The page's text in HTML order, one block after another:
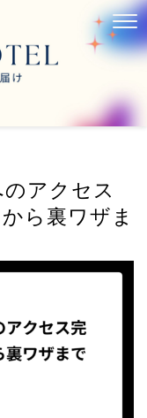
アクセス
ら裏ワザま